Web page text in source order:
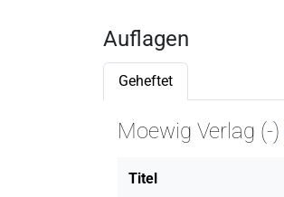
Auflagen
Geheftet
Moewig Verlag (-)
Titel